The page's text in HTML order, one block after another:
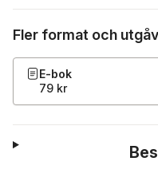
Fler format och
E-bok
79 kr